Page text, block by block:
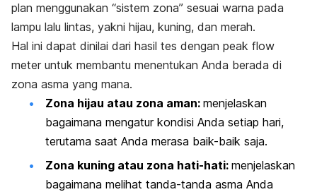
plan menggunakan “sistem zona” sesuai warna pada
lampu lalu lintas, yakni hijau, kuning, dan merah.
Hal ini dapat dinilai dari hasil tes dengan peak flow
meter untuk membantu menentukan Anda berada di
zona asma yang mana.
Zona hijau atau zona aman: menjelaskan
bagaimana mengatur kondisi Anda setiap hari,
terutama saat Anda merasa baik-baik saja.
Zona kuning atau zona hati-hati: menjelaskan
bagaimana melihat tanda-tanda asma Anda